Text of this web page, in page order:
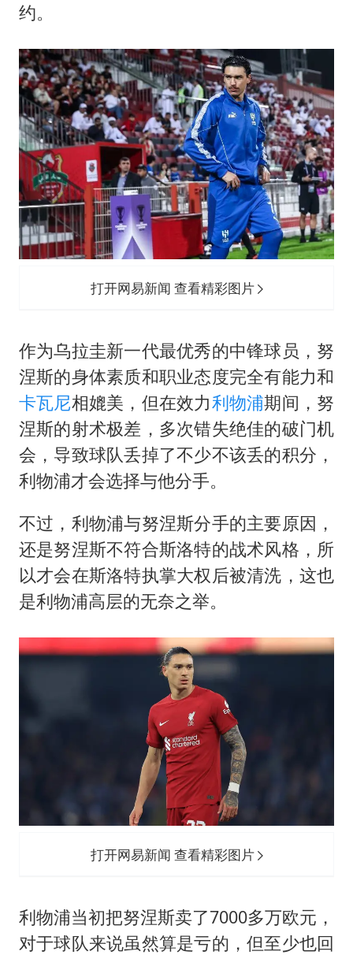
约。
打开网易新闻 查看精彩图片
作为乌拉圭新一代最优秀的中锋球员，努
涅斯的身体素质和职业态度完全有能力和
卡瓦尼相媲美，但在效力利物浦期间，努
涅斯的射术极差，多次错失绝佳的破门机
会，导致球队丢掉了不少不该丢的积分，
利物浦才会选择与他分手。
不过，利物浦与努涅斯分手的主要原因，
还是努涅斯不符合斯洛特的战术风格，所
以才会在斯洛特执掌大权后被清洗，这也
是利物浦高层的无奈之举。
打开网易新闻 查看精彩图片
利物浦当初把努涅斯卖了7000多万欧元，
对于球队来说虽然算是亏的，但至少也回